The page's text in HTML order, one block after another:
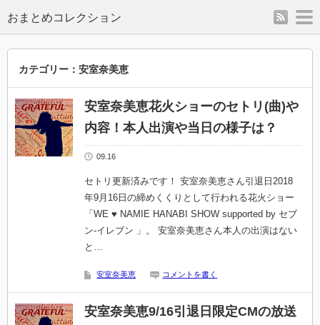
rss
カテゴリー：安室奈美恵
安室奈美恵花火ショーのセトリ(曲)や
内容！本人出演や当日の様子は？
09.16
セトリ更新済みです！ 安室奈美恵さん引退日2018
年9月16日の締めくくりとして行われる花火ショー
「WE ♥ NAMIE HANABI SHOW supported by セブ
ン-イレブン 」。 安室奈美恵さん本人の出演はない
と…
安室奈美恵 コメントを書く
安室奈美恵9/16引退日限定CMの放送